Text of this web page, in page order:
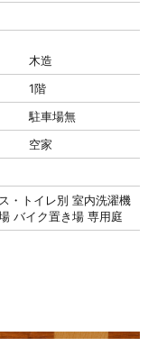
木造
1階
駐車場無
空家
・トイレ別 室内洗濯機
バイク置き場 専用庭